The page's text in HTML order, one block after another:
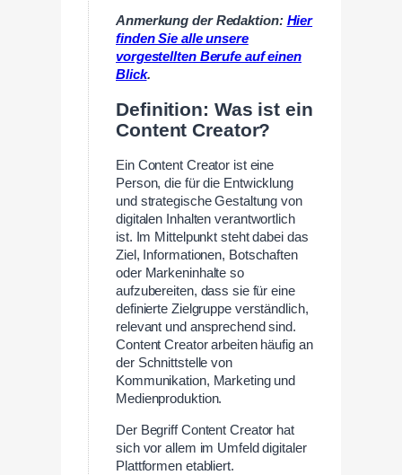
Anmerkung der Redaktion: Hier
finden Sie alle unsere
vorgestellten Berufe auf einen
Blick.
Definition: Was ist ein
Content Creator?
Ein Content Creator ist eine
Person, die für die Entwicklung
und strategische Gestaltung von
digitalen Inhalten verantwortlich
ist. Im Mittelpunkt steht dabei das
Ziel, Informationen, Botschaften
oder Markeninhalte so
aufzubereiten, dass sie für eine
definierte Zielgruppe verständlich,
relevant und ansprechend sind.
Content Creator arbeiten häufig an
der Schnittstelle von
Kommunikation, Marketing und
Medienproduktion.
Der Begriff Content Creator hat
sich vor allem im Umfeld digitaler
Plattformen etabliert.